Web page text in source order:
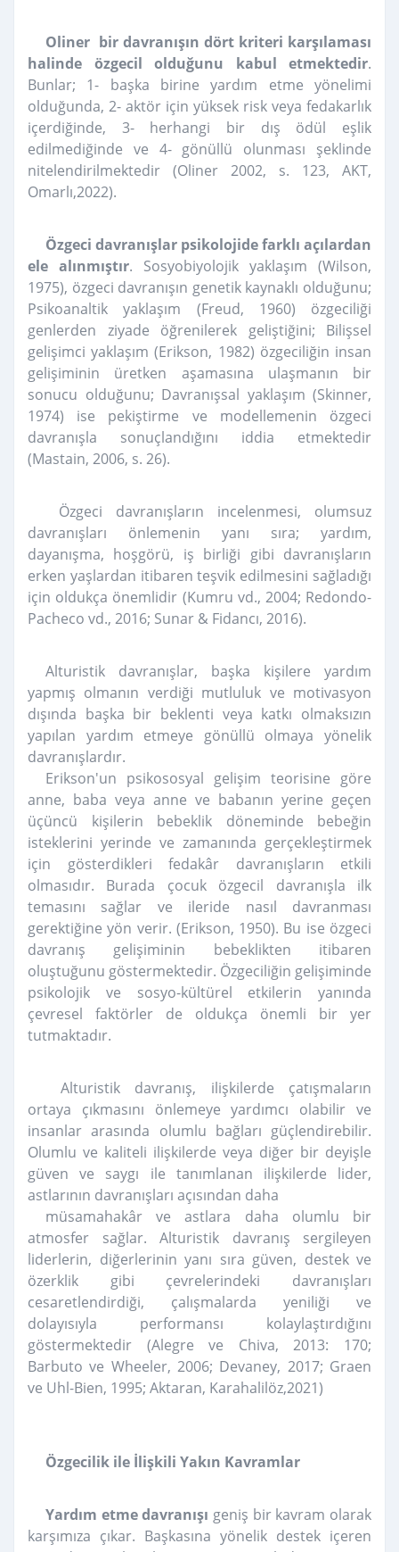
Oliner bir davranışın dört kriteri karşılaması
halinde özgecil olduğunu kabul etmektedir.
Bunlar; 1- başka birine yardım etme yönelimi
olduğunda, 2- aktör için yüksek risk veya fedakarlık
içerdiğinde, 3- herhangi bir dış ödül eşlik
edilmediğinde ve 4- gönüllü olunması şeklinde
nitelendirilmektedir (Oliner 2002, s. 123, AKT,
Omarlı,2022).
Özgeci davranışlar psikolojide farklı açılardan
ele alınmıştır. Sosyobiyolojik yaklaşım (Wilson,
1975), özgeci davranışın genetik kaynaklı olduğunu;
Psikoanaltik yaklaşım (Freud, 1960) özgeciliği
genlerden ziyade öğrenilerek geliştiğini; Bilişsel
gelişimci yaklaşım (Erikson, 1982) özgeciliğin insan
gelişiminin üretken aşamasına ulaşmanın bir
sonucu olduğunu; Davranışsal yaklaşım (Skinner,
1974) ise pekiştirme ve modellemenin özgeci
davranışla sonuçlandığını iddia etmektedir
(Mastain, 2006, s. 26).
Özgeci davranışların incelenmesi, olumsuz
davranışları önlemenin yanı sıra; yardım,
dayanışma, hoşgörü, iş birliği gibi davranışların
erken yaşlardan itibaren teşvik edilmesini sağladığı
için oldukça önemlidir (Kumru vd., 2004; Redondo-
Pacheco vd., 2016; Sunar & Fidancı, 2016).
Alturistik davranışlar, başka kişilere yardım
yapmış olmanın verdiği mutluluk ve motivasyon
dışında başka bir beklenti veya katkı olmaksızın
yapılan yardım etmeye gönüllü olmaya yönelik
davranışlardır.
Erikson'un psikososyal gelişim teorisine göre
anne, baba veya anne ve babanın yerine geçen
üçüncü kişilerin bebeklik döneminde bebeğin
isteklerini yerinde ve zamanında gerçekleştirmek
için gösterdikleri fedakâr davranışların etkili
olmasıdır. Burada çocuk özgecil davranışla ilk
temasını sağlar ve ileride nasıl davranması
gerektiğine yön verir. (Erikson, 1950). Bu ise özgeci
davranış gelişiminin bebeklikten itibaren
oluştuğunu göstermektedir. Özgeciliğin gelişiminde
psikolojik ve sosyo-kültürel etkilerin yanında
çevresel faktörler de oldukça önemli bir yer
tutmaktadır.
Alturistik davranış, ilişkilerde çatışmaların
ortaya çıkmasını önlemeye yardımcı olabilir ve
insanlar arasında olumlu bağları güçlendirebilir.
Olumlu ve kaliteli ilişkilerde veya diğer bir deyişle
güven ve saygı ile tanımlanan ilişkilerde lider,
astlarının davranışları açısından daha
müsamahakâr ve astlara daha olumlu bir
atmosfer sağlar. Alturistik davranış sergileyen
liderlerin, diğerlerinin yanı sıra güven, destek ve
özerklik gibi çevrelerindeki davranışları
cesaretlendirdiği, çalışmalarda yeniliği ve
dolayısıyla performansı kolaylaştırdığını
göstermektedir (Alegre ve Chiva, 2013: 170;
Barbuto ve Wheeler, 2006; Devaney, 2017; Graen
ve Uhl-Bien, 1995; Aktaran, Karahalilöz,2021)
Özgecilik ile İlişkili Yakın Kavramlar
Yardım etme davranışı geniş bir kavram olarak
karşımıza çıkar. Başkasına yönelik destek içeren